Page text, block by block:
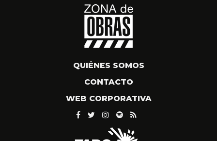
QUIÉNES SOMOS
CONTACTO
WEB CORPORATIVA